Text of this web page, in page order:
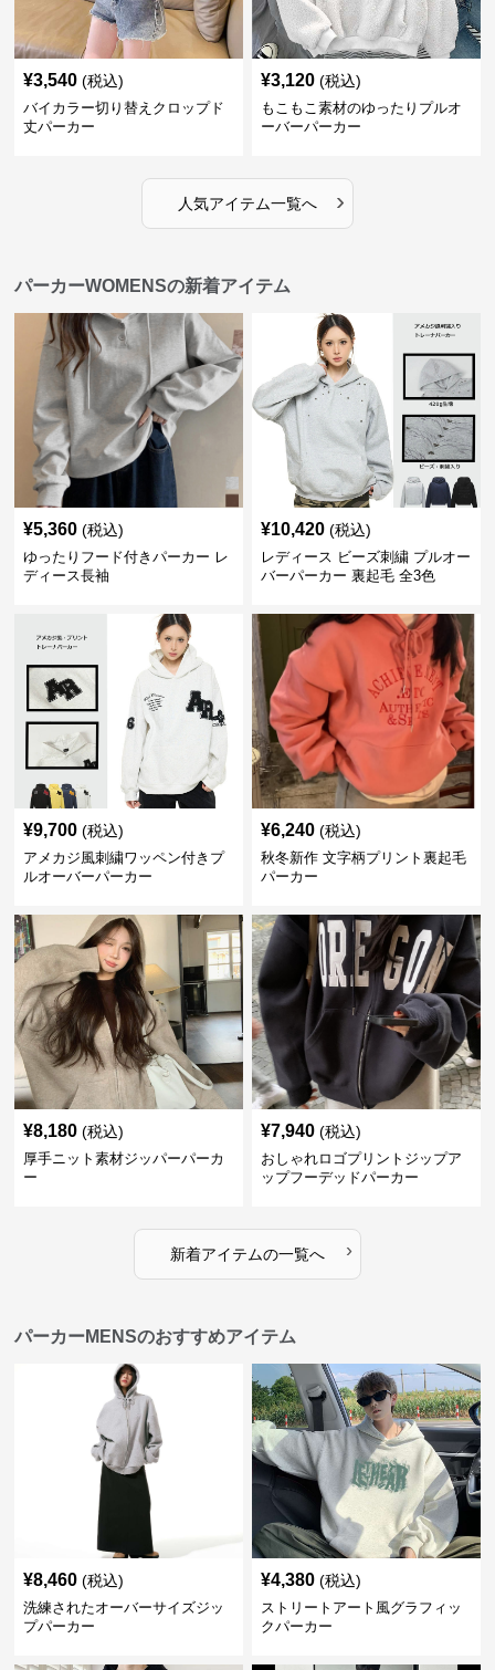
¥3,540 (税込)
バイカラー切り替えクロップド
丈パーカー
¥3,120 (税込)
もこもこ素材のゆったりプルオ
ーバーパーカー
人気アイテム一覧へ ›
パーカーWOMENSの新着アイテム
¥5,360 (税込)
ゆったりフード付きパーカー レ
ディース長袖
¥10,420 (税込)
レディース ビーズ刺繍 プルオー
バーパーカー 裏起毛 全3色
¥9,700 (税込)
アメカジ風刺繍ワッペン付きプ
ルオーバーパーカー
¥6,240 (税込)
秋冬新作 文字柄プリント裏起毛
パーカー
¥8,180 (税込)
厚手ニット素材ジッパーパーカ
ー
¥7,940 (税込)
おしゃれロゴプリントジップア
ップフーデッドパーカー
新着アイテムの一覧へ ›
パーカーMENSのおすすめアイテム
¥8,460 (税込)
洗練されたオーバーサイズジッ
プパーカー
¥4,380 (税込)
ストリートアート風グラフィッ
クパーカー